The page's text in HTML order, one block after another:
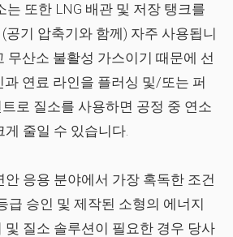
는 또한 LNG 배관 및 저장 탱크를
공기 압축기와 함께) 자주 사용됩니
무산소 불활성 가스이기 때문에 선
과 연료 라인을 플러싱 및/또는 퍼
로 질소를 사용하면 공정 중 연소
줄일 수 있습니다.
안 응용 분야에서 가장 혹독한 조건
급 승인 및 제작된 소형의 에너지
및 질소 솔루션이 필요한 경우 당사